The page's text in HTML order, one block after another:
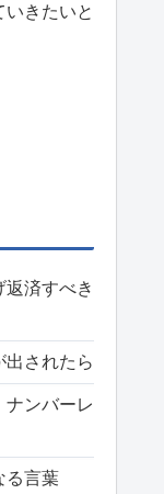
きたいと
返済すべき
出されたら
ナンバーレ
る言葉